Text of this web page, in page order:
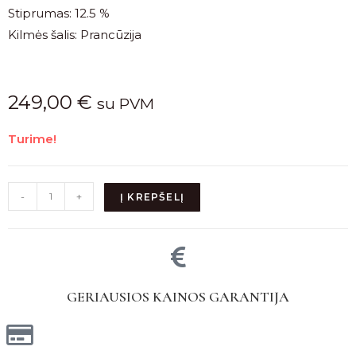
Stiprumas: 12.5 %
Kilmės šalis: Prancūzija
249,00 € su PVM
Turime!
- + Į KREPŠELĮ
GERIAUSIOS KAINOS GARANTIJA